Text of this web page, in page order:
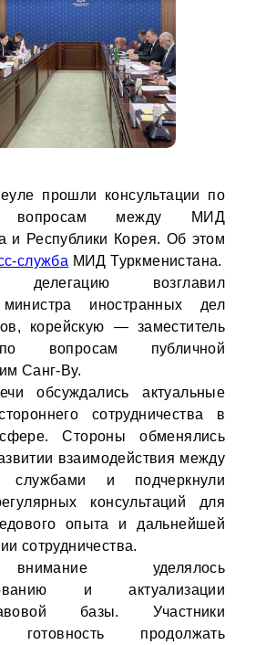
прошли консультации по
вопросам между МИД
и Республики Корея. Об этом
служба МИД Туркменистана.
делегацию возглавил
министра иностранных дел
корейскую — заместитель
вопросам публичной
Санг-Ву.
обсуждались актуальные
сотрудничества в
сфере. Стороны обменялись
взаимодействия между
службами и подчеркнули
консультаций для
опыта и дальнейшей
сотрудничества.
уделялось
и актуализации
базы. Участники
готовность продолжать